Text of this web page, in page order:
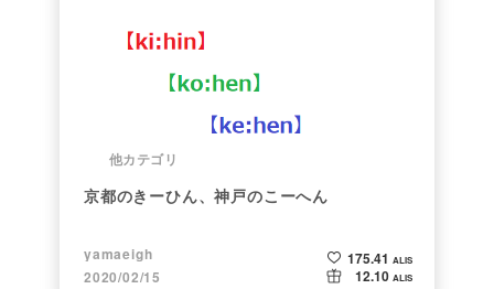
他カテゴリ
京都のきーひん、神戸のこーへん
yamaeigh
2020/02/15
175.41 ALIS
12.10 ALIS